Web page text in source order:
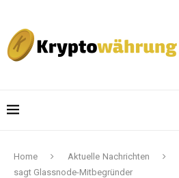
Home Aktuelle Nachrichten
sagt Glassnode-Mitbegründer